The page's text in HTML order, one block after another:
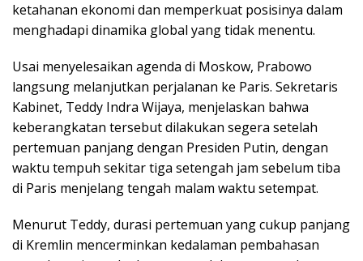
ketahanan ekonomi dan memperkuat posisinya dalam
menghadapi dinamika global yang tidak menentu.
Usai menyelesaikan agenda di Moskow, Prabowo
langsung melanjutkan perjalanan ke Paris. Sekretaris
Kabinet, Teddy Indra Wijaya, menjelaskan bahwa
keberangkatan tersebut dilakukan segera setelah
pertemuan panjang dengan Presiden Putin, dengan
waktu tempuh sekitar tiga setengah jam sebelum tiba
di Paris menjelang tengah malam waktu setempat.
Menurut Teddy, durasi pertemuan yang cukup panjang
di Kremlin mencerminkan kedalaman pembahasan